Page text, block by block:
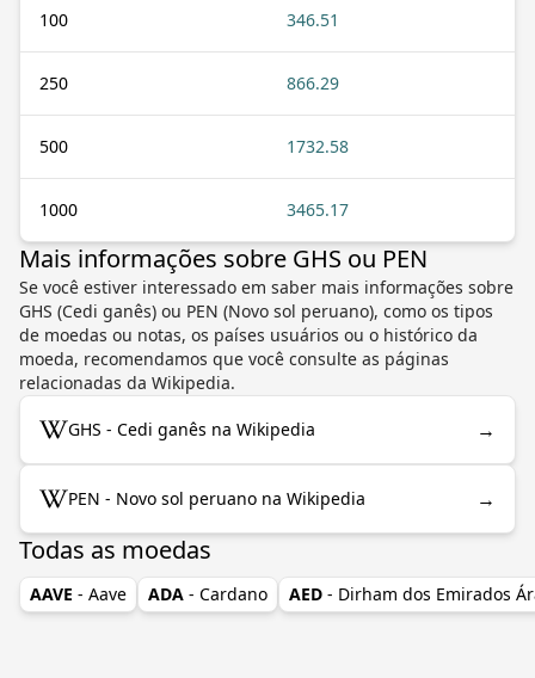
100 346.51
250 866.29
500 1732.58
1000 3465.17
Mais informações sobre GHS ou PEN
Se você estiver interessado em saber mais informações sobre
GHS (Cedi ganês) ou PEN (Novo sol peruano), como os tipos
de moedas ou notas, os países usuários ou o histórico da
moeda, recomendamos que você consulte as páginas
relacionadas da Wikipedia.
GHS - Cedi ganês na Wikipedia →
PEN - Novo sol peruano na Wikipedia →
Todas as moedas
AAVE - Aave ADA - Cardano AED - Dirham dos Emirados